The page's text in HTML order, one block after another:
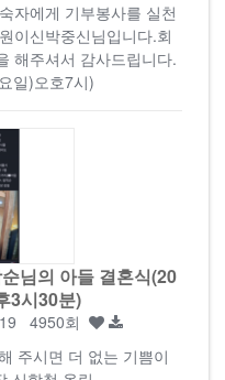
자에게 기부봉사를 실천
이신박중신님입니다.회
해주셔서 감사드립니다.
일)오호7시)
님의 아들 결혼식(20
3시30분)
4950회
주시면 더 없는 기쁨이